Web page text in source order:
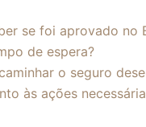
se foi aprovado no
de espera?
o seguro
às ações